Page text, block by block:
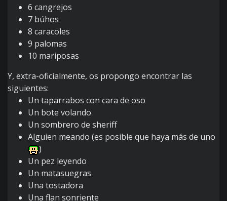
6 cangrejos
7 búhos
8 caracoles
9 palomas
10 mariposas
Y, extra-oficialmente, os propongo encontrar las
siguientes:
Un taparrabos con cara de oso
Un bote volando
Un sombrero de sheriff
Alguien meando (es posible que haya más de uno
)
Un pez leyendo
Un matasuegras
Una tostadora
Una flan sonriente